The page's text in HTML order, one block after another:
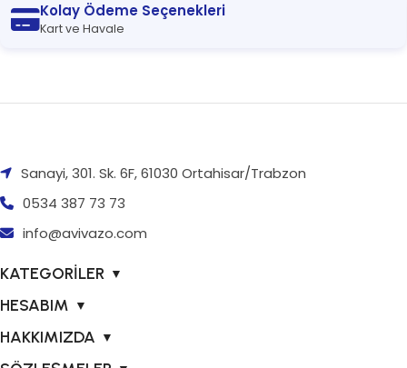
Kolay Ödeme Seçenekleri
Kart ve Havale
Sanayi, 301. Sk. 6F, 61030 Ortahisar/Trabzon
0534 387 73 73
info@avivazo.com
KATEGORİLER ▼
HESABIM ▼
HAKKIMIZDA ▼